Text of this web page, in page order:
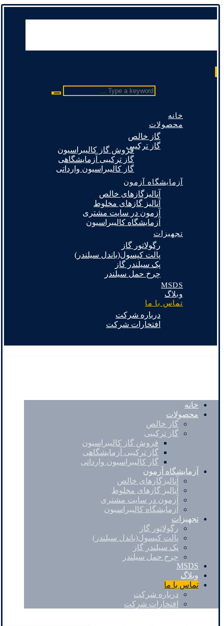
خانه
محصولات
گاز خالص
گاز ترکیبیفروش گاز کالیبراسیون
گاز ترکیبی آزمایشگاهی
گاز کالیبراسیون وارداتی
آزمایشگاه آزمون
آنالیزگازهای خالص
آنالیز گازهای مخلوط
آزمون در سایت مشتری
آزمایشگاه کالیبراسیون
تجهیزات
رگولاتور گاز
پالت کپسول(باندل سیلندر)
پک سیلندر گاز
چرخ حمل سیلندر
MSDS
وبلاگ
تماس با ما
درباره شرکت
افتخارات شرکت
خانه
محصولات
گاز خالص
گاز ترکیبی
فروش گاز کالیبراسیون
گاز ترکیبی آزمایشگاهی
گاز کالیبراسیون وارداتی
آزمایشگاه آزمون
آنالیزگازهای خالص
آنالیز گازهای مخلوط
آزمون در سایت مشتری
آزمایشگاه کالیبراسیون
تجهیزات
رگولاتور گاز
پالت کپسول(باندل سیلندر)
پک سیلندر گاز
چرخ حمل سیلندر
MSDS
وبلاگ
تماس با ما
درباره شرکت
افتخارات شرکت